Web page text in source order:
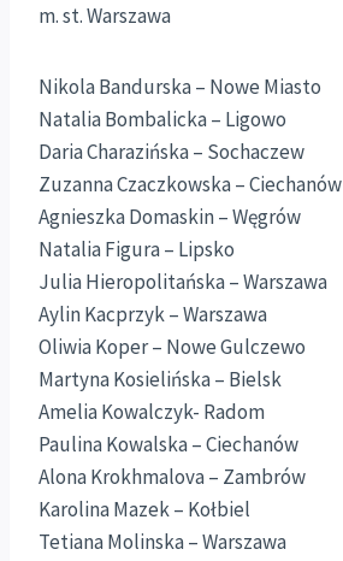
m. st. Warszawa
Nikola Bandurska – Nowe Miasto
Natalia Bombalicka – Ligowo
Daria Charazińska – Sochaczew
Zuzanna Czaczkowska – Ciechanów
Agnieszka Domaskin – Węgrów
Natalia Figura – Lipsko
Julia Hieropolitańska – Warszawa
Aylin Kacprzyk – Warszawa
Oliwia Koper – Nowe Gulczewo
Martyna Kosielińska – Bielsk
Amelia Kowalczyk- Radom
Paulina Kowalska – Ciechanów
Alona Krokhmalova – Zambrów
Karolina Mazek – Kołbiel
Tetiana Molinska – Warszawa